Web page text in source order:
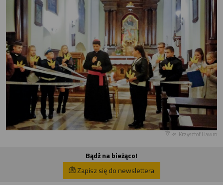
Ks. Krzysztof Hawro
Bądź na bieżąco!
Zapisz się do newslettera